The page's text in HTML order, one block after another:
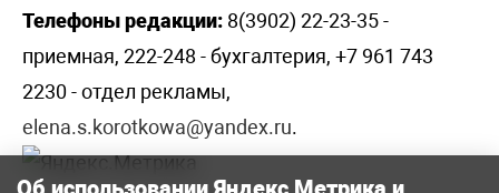
Телефоны редакции: 8(3902) 22-23-35 -
приемная, 222-248 - бухгалтерия, +7 961 743
2230 - отдел рекламы,
elena.s.korotkowa@yandex.ru.